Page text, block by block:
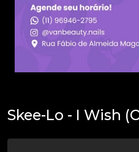
Skee-Lo - I Wish